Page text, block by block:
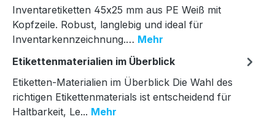
Inventaretiketten 45x25 mm aus PE Weiß mit
Kopfzeile. Robust, langlebig und ideal für
Inventarkennzeichnung.… Mehr
Etikettenmaterialien im Überblick
Etiketten-Materialien im Überblick Die Wahl des
richtigen Etikettenmaterials ist entscheidend für
Haltbarkeit, Le... Mehr